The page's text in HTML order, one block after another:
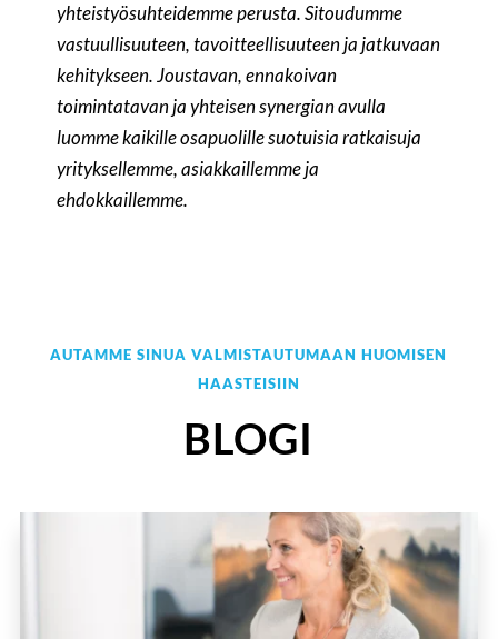
yhteistyösuhteidemme perusta. Sitoudumme
vastuullisuuteen, tavoitteellisuuteen ja jatkuvaan
kehitykseen. Joustavan, ennakoivan
toimintatavan ja yhteisen synergian avulla
luomme kaikille osapuolille suotuisia ratkaisuja
yrityksellemme, asiakkaillemme ja
ehdokkaillemme.
AUTAMME SINUA VALMISTAUTUMAAN HUOMISEN
HAASTEISIIN
BLOGI